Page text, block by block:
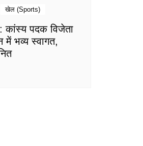
खेल (Sports)
कांस्य पदक विजेता
में भव्य स्वागत,